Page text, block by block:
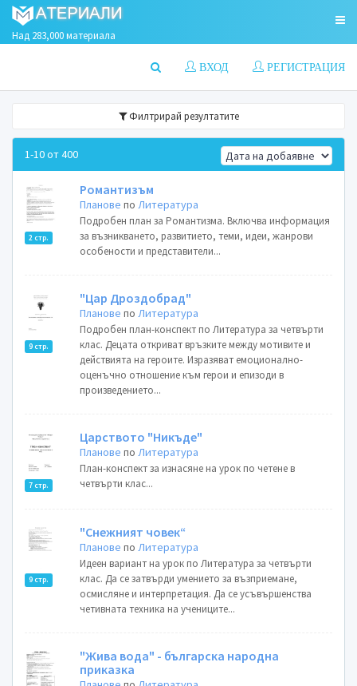
Над 283,000 материала
РЕГИСТРАЦИЯ
ВХОД
Филтрирай резултатите
1-10 от 400
2 стр.
Романтизъм
Планове поЛитература
Подробен план за Романтизма. Включва информация
за възникването, развитието, теми, идеи, жанрови
особености и представители...
9 стр.
"Цар Дроздобрад"
Планове поЛитература
Подробен план-конспект по Литература за четвърти
клас. Децата откриват връзките между мотивите и
действията на героите. Изразяват емоционално-
оценъчно отношение към герои и епизоди в
произведението...
7 стр.
Царството "Никъде"
Планове поЛитература
План-конспект за изнасяне на урок по четене в
четвърти клас...
9 стр.
"Снежният човек“
Планове по Литература
Идеен вариант на урок по Литература за четвърти
клас. Да се затвърди умението за възприемане,
осмисляне и интерпретация. Да се усъвършенства
четивната техника на учениците...
"Жива вода" - българска народна
приказка